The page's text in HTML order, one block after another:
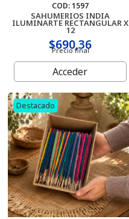
COD: 1597
SAHUMERIOS INDIA
ILUMINARTE RECTANGULAR X
12
$690,36
Precio final
Acceder
Destacado